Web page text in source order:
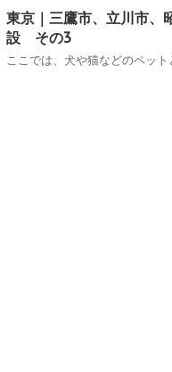
東京｜三鷹市、立川市、
設 その3
ここでは、犬や猫などのペッ